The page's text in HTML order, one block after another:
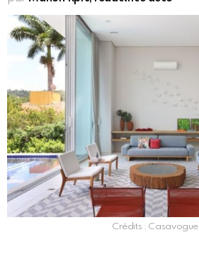
Crédits : Casavogue